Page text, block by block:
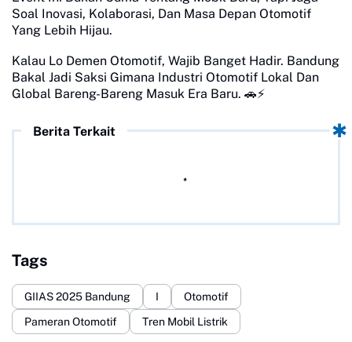
Soal Inovasi, Kolaborasi, Dan Masa Depan Otomotif
Yang Lebih Hijau.
Kalau Lo Demen Otomotif, Wajib Banget Hadir. Bandung
Bakal Jadi Saksi Gimana Industri Otomotif Lokal Dan
Global Bareng-Bareng Masuk Era Baru. 🚗⚡
Berita Terkait
Tags
GIIAS 2025 Bandung I
Otomotif
Pameran Otomotif
Tren Mobil Listrik